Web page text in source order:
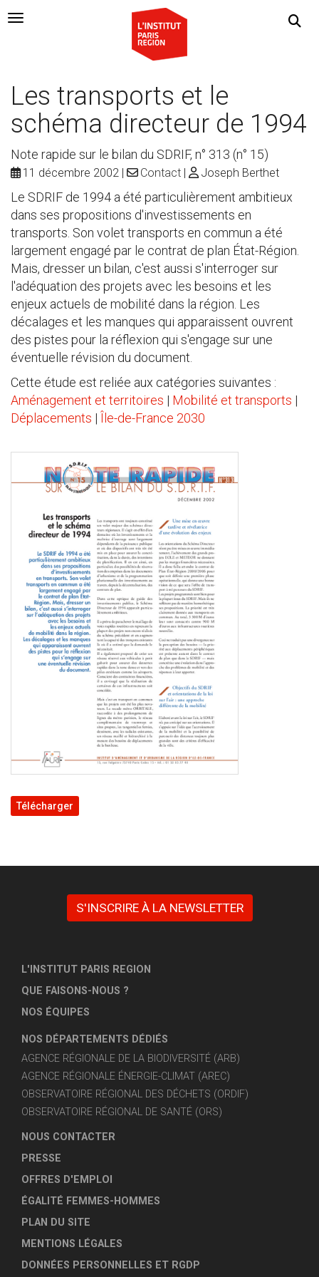
Navigation Toggle
Les transports et le
schéma directeur de 1994
Note rapide sur le bilan du SDRIF, n° 313 (n° 15)
11 décembre 2002 Contact Joseph Berthet
Le SDRIF de 1994 a été particulièrement ambitieux
dans ses propositions d'investissements en
transports. Son volet transports en commun a été
largement engagé par le contrat de plan État-Région.
Mais, dresser un bilan, c'est aussi s'interroger sur
l'adéquation des projets avec les besoins et les
enjeux actuels de mobilité dans la région. Les
décalages et les manques qui apparaissent ouvrent
des pistes pour la réflexion qui s'engage sur une
éventuelle révision du document.
Cette étude est reliée aux catégories suivantes :
Aménagement et territoires | Mobilité et transports |
Déplacements | Île-de-France 2030
Télécharger
S'INSCRIRE À LA NEWSLETTER
L'INSTITUT PARIS REGION
QUE FAISONS-NOUS ?
NOS ÉQUIPES
NOS DÉPARTEMENTS DÉDIÉS
AGENCE RÉGIONALE DE LA BIODIVERSITÉ (ARB)
AGENCE RÉGIONALE ÉNERGIE-CLIMAT (AREC)
OBSERVATOIRE RÉGIONAL DES DÉCHETS (ORDIF)
OBSERVATOIRE RÉGIONAL DE SANTÉ (ORS)
NOUS CONTACTER
PRESSE
OFFRES D'EMPLOI
ÉGALITÉ FEMMES-HOMMES
PLAN DU SITE
MENTIONS LÉGALES
DONNÉES PERSONNELLES ET RGDP